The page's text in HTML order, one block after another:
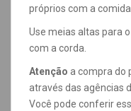
próprios com a
Use meias altas para
com a corda.
Atenção a compra do
através das agências
Você pode conferir